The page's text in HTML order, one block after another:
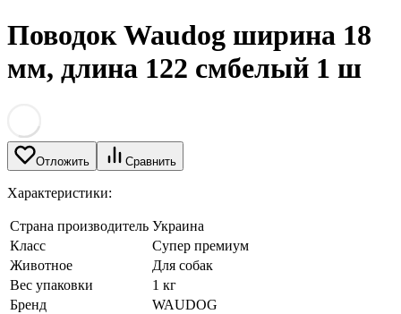
Поводок Waudog ширина 18
мм, длина 122 смбелый 1 ш
Отложить Сравнить
Характеристики:
Страна производитель Украина
Класс
Супер премиум
Животное
Для собак
Вес упаковки
1 кг
Бренд
WAUDOG